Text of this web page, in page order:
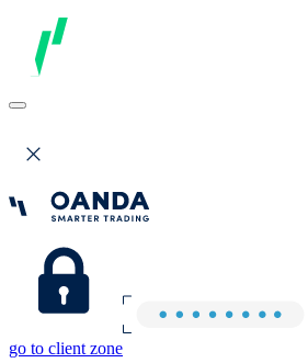
go to client zone